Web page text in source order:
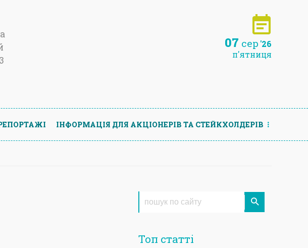
07 сер '26
п'ятниця
ІНФОРМАЦIЯ ДЛЯ АКЦIОНЕРIВ ТА СТЕЙКХОЛДЕРIВ
Топ статті